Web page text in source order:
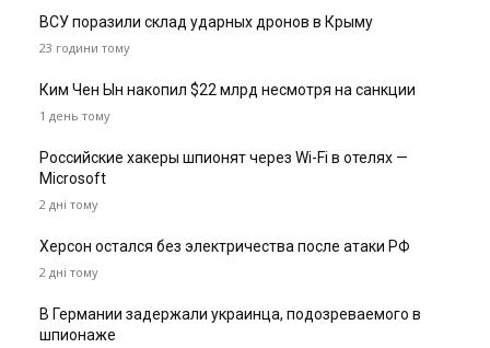
ВСУ поразили склад ударных дронов в Крыму
23 години тому
Ким Чен Ын накопил $22 млрд несмотря на санкции
1 день тому
Российские хакеры шпионят через Wi-Fi в отелях —
Microsoft
2 дні тому
Херсон остался без электричества после атаки РФ
2 дні тому
В Германии задержали украинца, подозреваемого в
шпионаже